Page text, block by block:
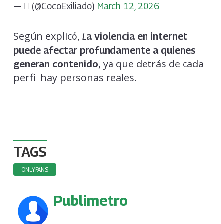
— ‏️ٓ‏️ (@CocoExiliado) March 12, 2026
Según explicó, La violencia en internet
puede afectar profundamente a quienes
generan contenido, ya que detrás de cada
perfil hay personas reales.
TAGS
ONLYFANS
Publimetro